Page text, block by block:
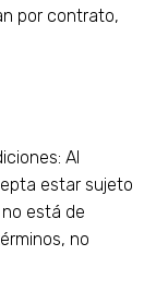
por contrato,
Al
estar sujeto
está de
no